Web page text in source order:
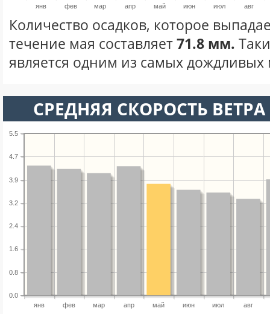
янв фев мар апр май июн июл авг
Количество осадков, которое
течение мая составляет71.8 мм.
является одним из самых дождливых
СРЕДНЯЯ СКОРОСТЬ
янв фев мар апр май июн июл авг
0.0
0.8
1.6
2.4
3.2
3.9
4.7
5.5